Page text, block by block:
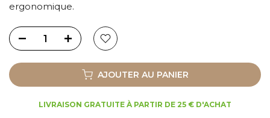
ergonomique.
AJOUTER AU PANIER
LIVRAISON GRATUITE À PARTIR DE 25 € D'ACHAT